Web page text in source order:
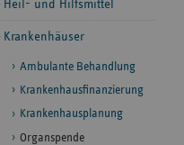
Heil- und Hilfsmittel
Krankenhäuser
Ambulante Behandlung
Krankenhausfinanzierung
Krankenhausplanung
Organspende